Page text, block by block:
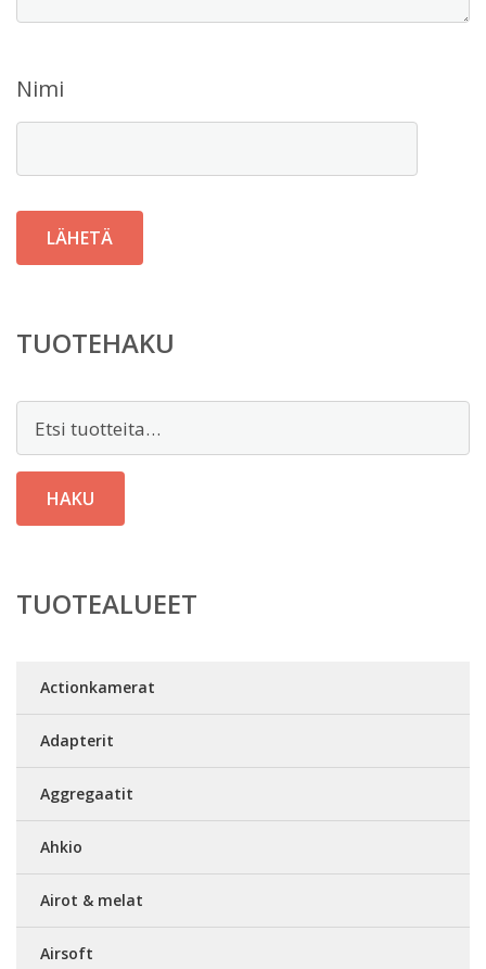
Nimi
TUOTEHAKU
HAKU
TUOTEALUEET
Actionkamerat
Adapterit
Aggregaatit
Ahkio
Airot & melat
Airsoft